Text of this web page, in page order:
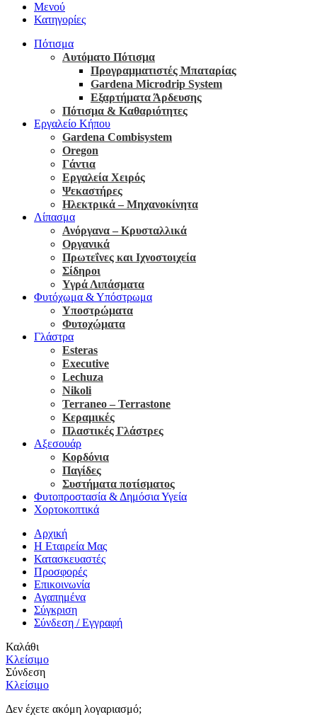
Μενού
Κατηγορίες
Πότισμα
Αυτόματο Πότισμα
Προγραμματιστές Μπαταρίας
Gardena Microdrip System
Εξαρτήματα Άρδευσης
Πότισμα & Καθαριότητες
Εργαλείο Κήπου
Gardena Combisystem
Oregon
Γάντια
Εργαλεία Χειρός
Ψεκαστήρες
Ηλεκτρικά – Μηχανοκίνητα
Λίπασμα
Ανόργανα – Κρυσταλλικά
Οργανικά
Πρωτεΐνες και Ιχνοστοιχεία
Σίδηροι
Υγρά Λιπάσματα
Φυτόχωμα & Υπόστρωμα
Υποστρώματα
Φυτοχώματα
Γλάστρα
Esteras
Executive
Lechuza
Nikoli
Terraneo – Terrastone
Κεραμικές
Πλαστικές Γλάστρες
Αξεσουάρ
Κορδόνια
Παγίδες
Συστήματα ποτίσματος
Φυτοπροστασία & Δημόσια Υγεία
Χορτοκοπτικά
Αρχική
Η Εταιρεία Μας
Κατασκευαστές
Προσφορές
Επικοινωνία
Αγαπημένα
Σύγκριση
Σύνδεση / Εγγραφή
Καλάθι
Κλείσιμο
Σύνδεση
Κλείσιμο
Δεν έχετε ακόμη λογαριασμό;